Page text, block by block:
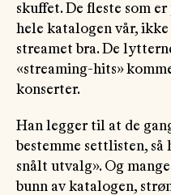
skuffet. De fleste som
hele katalogen vår,
streamet bra. De
«streaming-hits»
konserter.
Han legger til at de
bestemme settlisten,
snålt utvalg». Og
bunn av katalogen,